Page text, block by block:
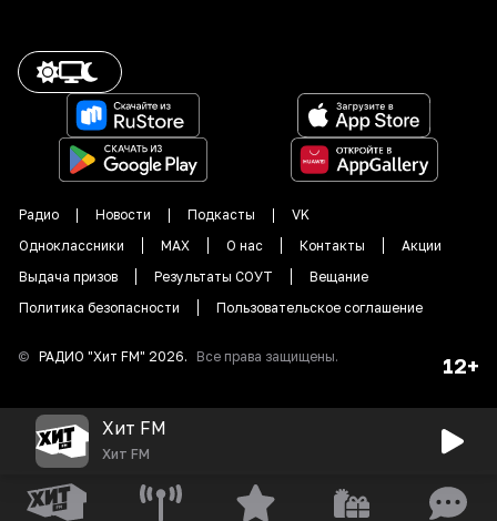
Радио Новости Подкасты
VK
Одноклассники
MAX О нас Контакты
Акции
Выдача призов
Результаты СОУТ
Вещание
Политика безопасности
Пользовательское соглашение
© РАДИО "Хит FM" 2026. Все права защищены. 12+
Хит FM
Хит FM